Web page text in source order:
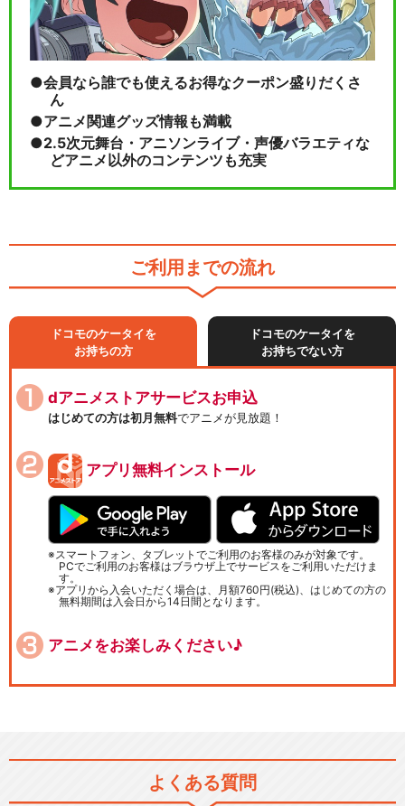
会員なら誰でも使えるお得なクーポン盛りだくさ
ん
アニメ関連グッズ情報も満載
2.5次元舞台・アニソンライブ・声優バラエティな
どアニメ以外のコンテンツも充実
ご利用までの流れ
ドコモのケータイを
お持ちの方
ドコモのケータイを
お持ちでない方
dアニメストアサービスお申込
はじめての方は初月無料でアニメが見放題！
アプリ無料インストール
スマートフォン、タブレットでご利用のお客様のみが対象です。
PCでご利用のお客様はブラウザ上でサービスをご利用いただけま
す。
アプリから入会いただく場合は、月額760円(税込)、はじめての方の
無料期間は入会日から14日間となります。
アニメをお楽しみください♪
よくある質問